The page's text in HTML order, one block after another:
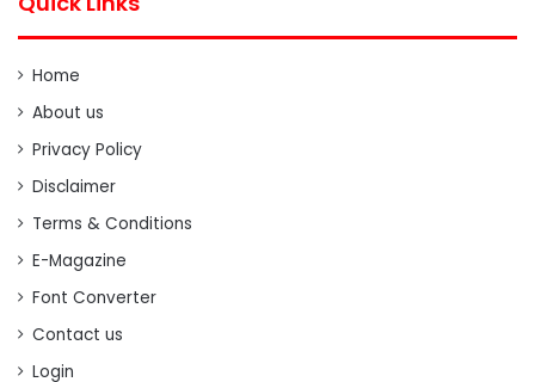
Home
About us
Privacy Policy
Disclaimer
Terms & Conditions
E-Magazine
Font Converter
Contact us
Login